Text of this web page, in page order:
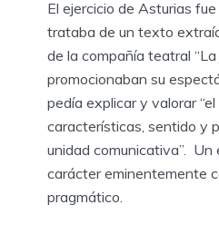
El ejercicio de Asturias
trataba de un texto
de la compañía teatral
promocionaban su
pedía explicar y valorar
características, sentido y
unidad comunicativa”. Un
carácter eminentemente
pragmático.